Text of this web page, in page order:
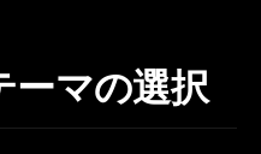
ーマの選択